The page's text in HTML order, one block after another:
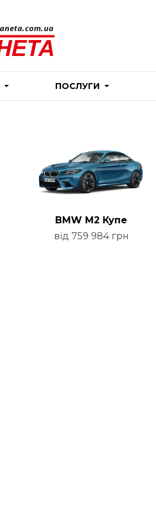
ПОСЛУГИ
BMW M2 Купе
від 759 984 грн